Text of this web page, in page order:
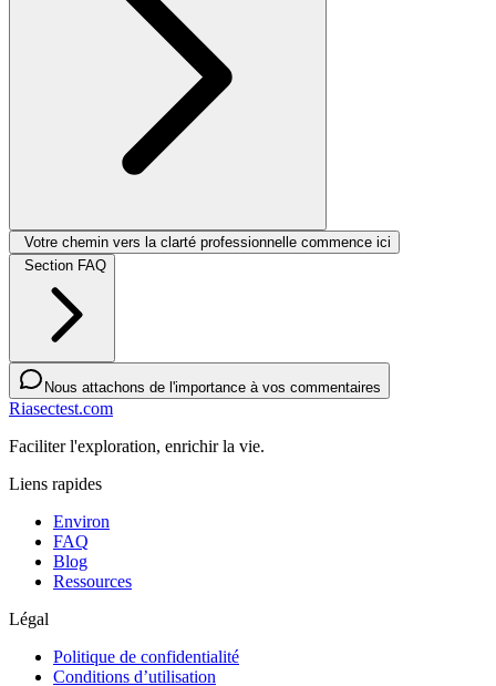
Votre chemin vers la clarté professionnelle commence ici
Section FAQ
Nous attachons de l'importance à vos commentaires
Riasectest.com
Faciliter l'exploration, enrichir la vie.
Liens rapides
Environ
FAQ
Blog
Ressources
Légal
Politique de confidentialité
Conditions d’utilisation